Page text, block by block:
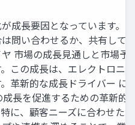
成長要因となっています。
は問い合わせるか、共有し
市場の成長見通しと市場
この成長は、エレクトロニ
革新的な成長ドライバー
成長を促進するための革新
に、顧客ニーズに合わせた